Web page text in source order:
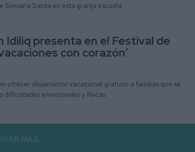
Semana Santa en esta granja escuela
Idiliq presenta en el Festival de
con corazón’
ofrecer alojamiento vacacional gratuito a familias que se
dificultades emocionales y físicas
MÁS